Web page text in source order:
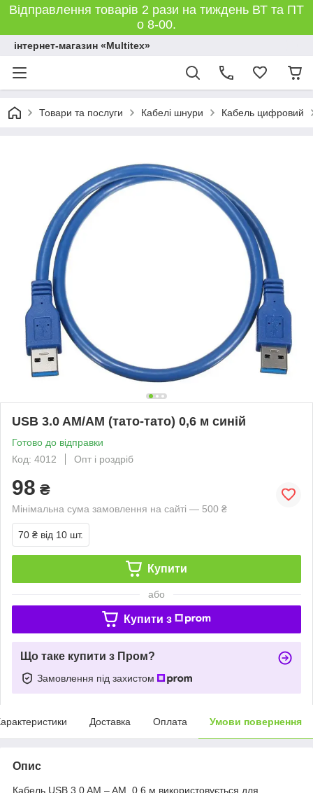
Відправлення товарів 2 рази на тиждень ВТ та ПТ
о 8-00.
інтернет-магазин «Multitex»
Товари та послуги Кабелі шнури Кабель цифровий
USB 3.0 AM/AM (тато-тато) 0,6 м синій
Готово до відправки
Код: 4012
Опт і роздріб
98 ₴
Мінімальна сума замовлення на сайті — 500 ₴
70 ₴ від 10 шт.
Купити
або
Купити з
Що таке купити з Пром?
Замовлення під захистом
Доставка Оплата Умови повернення
Опис
Кабель USB 3.0 AM – AM, 0,6 м використовується для